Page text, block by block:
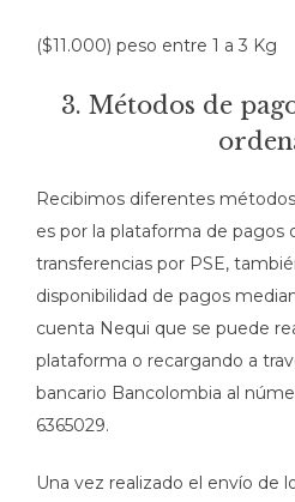
($11.000) peso entre 1 a 3 Kg
3. Métodos de
Recibimos diferentes
es por la plataforma de pagos
transferencias por PSE,
disponibilidad de pagos
cuenta Nequi que se puede
plataforma o recargando a
bancario Bancolombia al
6365029.
Una vez realizado el envío de